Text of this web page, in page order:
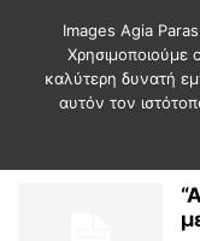
Αρχική Ετικέτες
ΠΛΑΤΕΙΑ
Images Agia
Χρησιμοποιούμε
καλύτερη δυνατή
αυτόν τον